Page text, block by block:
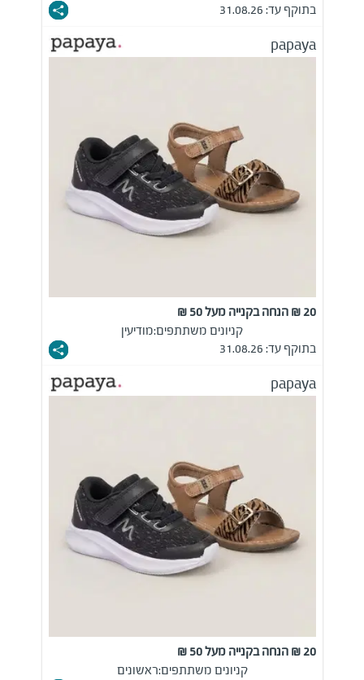
בתוקף עד: 31.08.26
papaya
20 ₪ הנחה בקנייה מעל 50 ₪
קניונים משתתפים:מודיעין
בתוקף עד: 31.08.26
papaya
20 ₪ הנחה בקנייה מעל 50 ₪
קניונים משתתפים:ראשונים